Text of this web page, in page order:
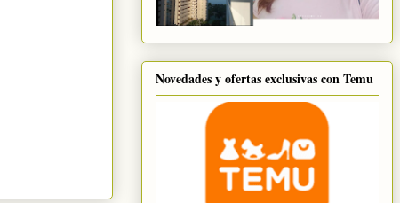
Novedades y ofertas exclusivas con Temu